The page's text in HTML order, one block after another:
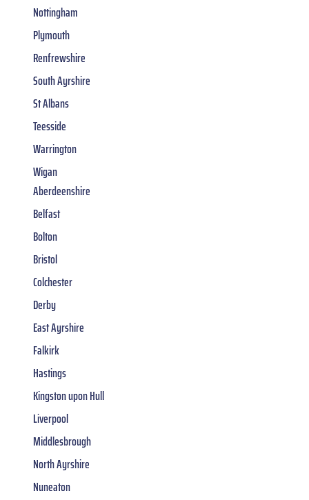
Nottingham
Plymouth
Renfrewshire
South Ayrshire
St Albans
Teesside
Warrington
Wigan
Aberdeenshire
Belfast
Bolton
Bristol
Colchester
Derby
East Ayrshire
Falkirk
Hastings
Kingston upon Hull
Liverpool
Middlesbrough
North Ayrshire
Nuneaton